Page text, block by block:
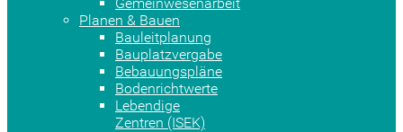
Planen & Bauen
Bauleitplanung
Bauplatzvergabe
Bebauungspläne
Bodenrichtwerte
Lebendige
Zentren (ISEK)